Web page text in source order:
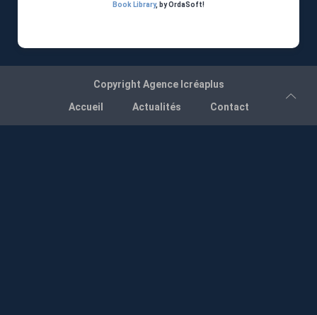
Book Library, by OrdaSoft!
Copyright Agence Icréaplus
Accueil
Actualités Contact